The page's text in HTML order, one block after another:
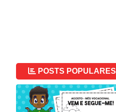
POSTS POPULARES